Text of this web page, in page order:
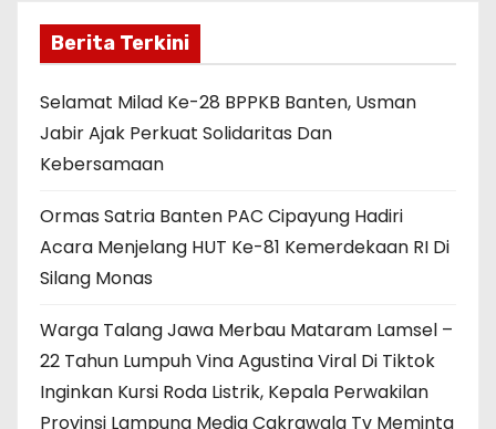
Berita Terkini
Selamat Milad Ke-28 BPPKB Banten, Usman
Jabir Ajak Perkuat Solidaritas Dan
Kebersamaan
Ormas Satria Banten PAC Cipayung Hadiri
Acara Menjelang HUT Ke-81 Kemerdekaan RI Di
Silang Monas
Warga Talang Jawa Merbau Mataram Lamsel –
22 Tahun Lumpuh Vina Agustina Viral Di Tiktok
Inginkan Kursi Roda Listrik, Kepala Perwakilan
Provinsi Lampung Media Cakrawala Tv Meminta